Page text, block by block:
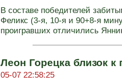
В составе победителей
Феликс (3-я, 10-я и 90+8-я
проигравших отличились
Леон Горецка близок
05-07 22:58:25